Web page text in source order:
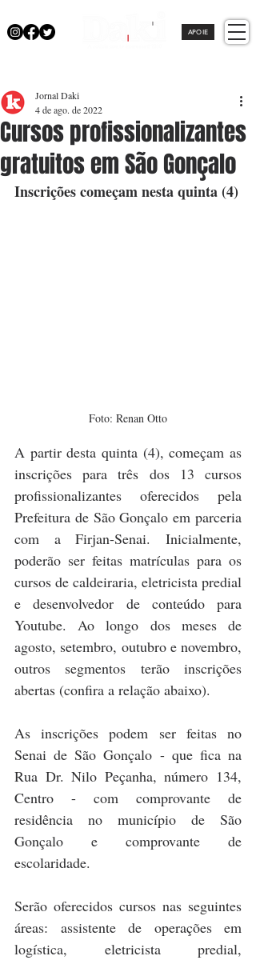
APOIE
Cursos profissionalizantes
gratuitos em São Gonçalo
Jornal Daki
4 de ago. de 2022
Inscrições começam nesta quinta (4)
Foto: Renan Otto
A partir desta quinta (4), começam as
inscrições para três dos 13 cursos
profissionalizantes oferecidos pela
Prefeitura de São Gonçalo em parceria
com a Firjan-Senai. Inicialmente,
poderão ser feitas matrículas para os
cursos de caldeiraria, eletricista predial
e desenvolvedor de conteúdo para
Youtube. Ao longo dos meses de
agosto, setembro, outubro e novembro,
outros segmentos terão inscrições
abertas (confira a relação abaixo).
As inscrições podem ser feitas no
Senai de São Gonçalo - que fica na
Rua Dr. Nilo Peçanha, número 134,
Centro - com comprovante de
residência no município de São
Gonçalo e comprovante de
escolaridade.
Serão oferecidos cursos nas seguintes
áreas: assistente de operações em
logística, eletricista predial,